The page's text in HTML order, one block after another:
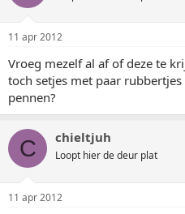
11 apr 2012
Vroeg mezelf al af of deze te
toch setjes met paar
pennen?
C chieltjuh
Loopt hier de deur plat
11 apr 2012